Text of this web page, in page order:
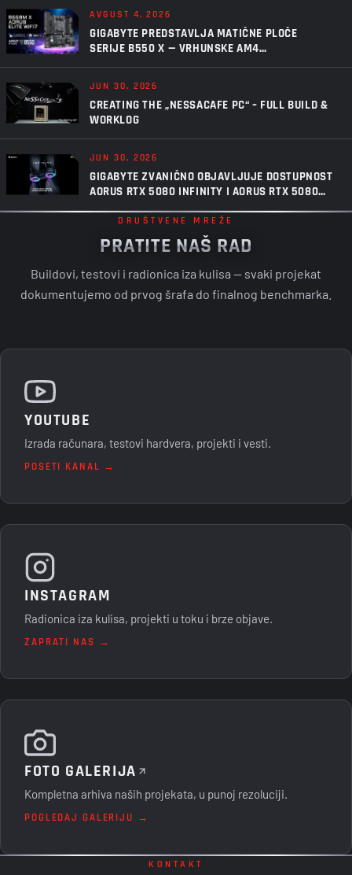
AVGUST 4, 2026
GIGABYTE PREDSTAVLJA MATIČNE PLOČE
SERIJE B550 X — VRHUNSKE AM4
PERFORMANSE, U NOVOM IZDANJU
JUN 30, 2026
CREATING THE „NESSACAFE PC“ – FULL BUILD &
WORKLOG
JUN 30, 2026
GIGABYTE ZVANIČNO OBJAVLJUJE DOSTUPNOST
AORUS RTX 5080 INFINITY I AORUS RTX 5080
INFINITY WOOD GRAFIČKIH KARTICA
DRUŠTVENE MREŽE
PRATITE NAŠ RAD
Buildovi, testovi i radionica iza kulisa — svaki projekat
dokumentujemo od prvog šrafa do finalnog benchmarka.
YOUTUBE
Izrada računara, testovi hardvera, projekti i vesti.
POSETI KANAL →
INSTAGRAM
Radionica iza kulisa, projekti u toku i brze objave.
ZAPRATI NAS →
FOTO GALERIJA
Kompletna arhiva naših projekata, u punoj rezoluciji.
POGLEDAJ GALERIJU →
KONTAKT